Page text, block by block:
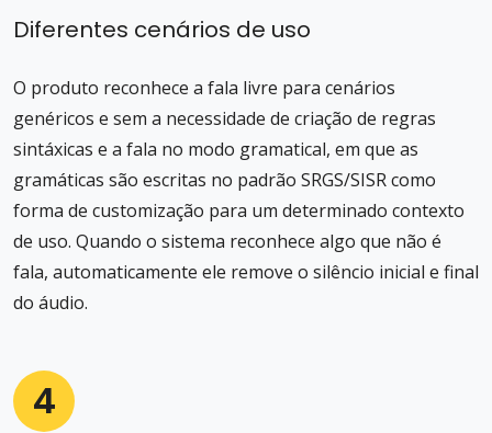
Diferentes cenários de uso
O produto reconhece a fala livre para cenários
genéricos e sem a necessidade de criação de regras
sintáxicas e a fala no modo gramatical, em que as
gramáticas são escritas no padrão SRGS/SISR como
forma de customização para um determinado contexto
de uso. Quando o sistema reconhece algo que não é
fala, automaticamente ele remove o silêncio inicial e final
do áudio.
4